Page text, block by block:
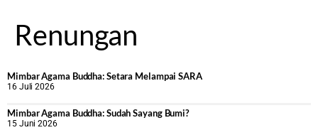
Renungan
Mimbar Agama Buddha: Setara Melampai SARA
16 Juli 2026
Mimbar Agama Buddha: Sudah Sayang Bumi?
15 Juni 2026